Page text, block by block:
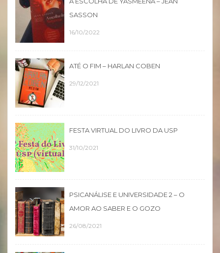
SASSON
16/10/2022
ATÉ O FIM – HARLAN COBEN
29/12/2021
FESTA VIRTUAL DO LIVRO DA USP
31/10/2021
PSICANÁLISE E UNIVERSIDADE 2 – O
AMOR AO SABER E O GOZO
26/08/2021